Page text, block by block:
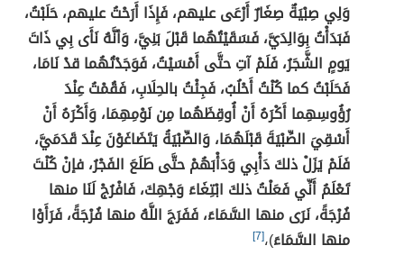
وَلِي صِبْيَةٌ صِغَارٌ أَرْعَى عليهم، فَإِذَا أَرَحْتُ عليهم، حَلَبْتُ،
فَبَدَأْتُ بِوَالِدَيَّ، فَسَقَيْتُهُما قَبْلَ بَنِيَّ، وَأنَّهُ نَأَى بِي ذَاتَ
يَومٍ الشَّجَرُ، فَلَمْ آتِ حتَّى أَمْسَيْتُ، فَوَجَدْتُهُما قدْ نَامَا،
فَحَلَبْتُ كما كُنْتُ أَحْلُبُ، فَجِئْتُ بالحِلَابِ، فَقُمْتُ عِنْدَ
رُؤُوسِهِما أَكْرَهُ أَنْ أُوقِظَهُما مِن نَوْمِهِمَا، وَأَكْرَهُ أَنْ
أَسْقِيَ الصِّبْيَةَ قَبْلَهُمَا، وَالصِّبْيَةُ يَتَضَاغَوْنَ عِنْدَ قَدَمَيَّ،
فَلَمْ يَزَلْ ذلكَ دَأْبِي وَدَأْبَهُمْ حتَّى طَلَعَ الفَجْرُ، فإنْ كُنْتَ
تَعْلَمُ أَنِّي فَعَلْتُ ذلكَ ابْتِغَاءَ وَجْهِكَ، فَافْرُجْ لَنَا منها
فُرْجَةً، نَرَى منها السَّمَاءَ، فَفَرَجَ اللَّهُ منها فُرْجَةً، فَرَأَوْا
منها السَّمَاءَ)،[7]